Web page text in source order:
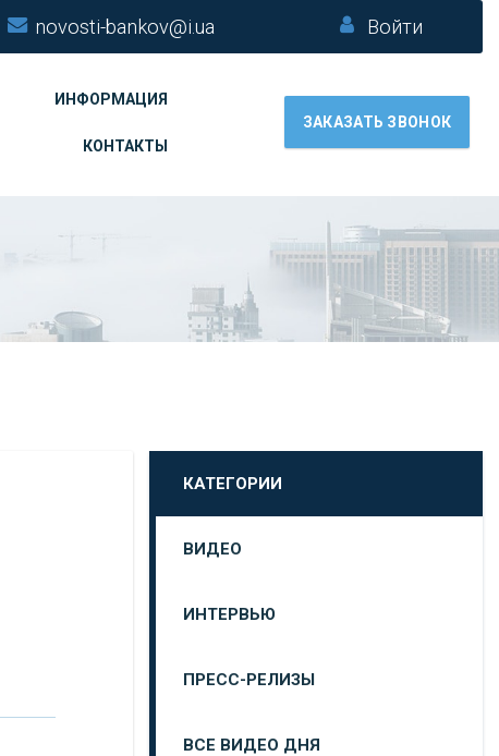
novosti-bankov@i.ua Войти
ИНФОРМАЦИЯ
КОНТАКТЫ
ЗАКАЗАТЬ ЗВОНОК
КАТЕГОРИИ
ВИДЕО
ИНТЕРВЬЮ
ПРЕСС-РЕЛИЗЫ
ВСЕ ВИДЕО ДНЯ